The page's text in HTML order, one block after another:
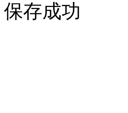
保存成功